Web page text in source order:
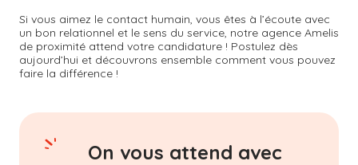
Si vous aimez le contact humain, vous êtes à l’écoute avec
un bon relationnel et le sens du service, notre agence Amelis
de proximité attend votre candidature ! Postulez dès
aujourd’hui et découvrons ensemble comment vous pouvez
faire la différence !
On vous attend avec